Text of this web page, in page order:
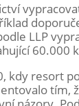
LLP
60.000
kdy resort
tím,